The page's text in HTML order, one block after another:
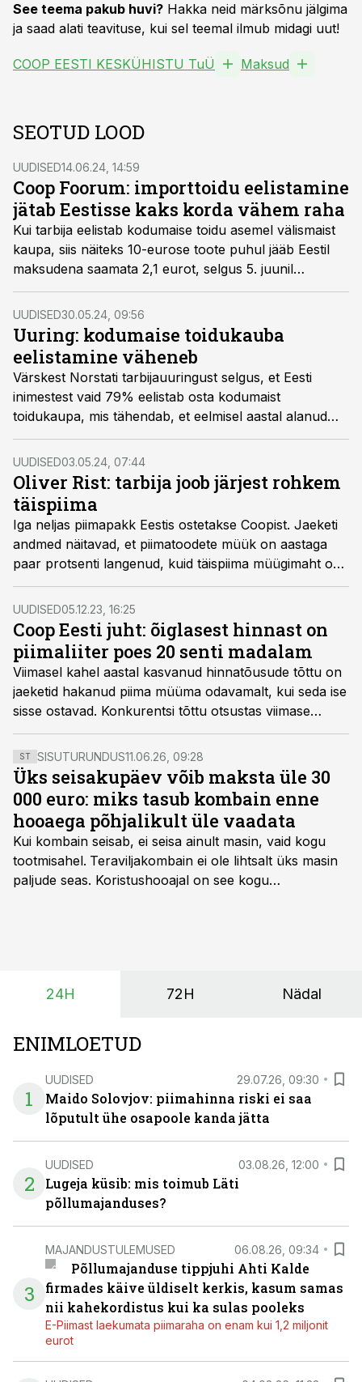
See teema pakub huvi? Hakka neid märksõnu jälgima
ja saad alati teavituse, kui sel teemal ilmub midagi uut!
COOP EESTI KESKÜHISTU TuÜ Maksud
SEOTUD LOOD
UUDISED14.06.24, 14:59
Coop Foorum: importtoidu eelistamine
jätab Eestisse kaks korda vähem raha
Kui tarbija eelistab kodumaise toidu asemel välismaist
kaupa, siis näiteks 10-eurose toote puhul jääb Eestil
maksudena saamata 2,1 eurot, selgus 5. juunil
toimunud Coop Foorumil.
UUDISED30.05.24, 09:56
Uuring: kodumaise toidukauba
eelistamine väheneb
Värskest Norstati tarbijauuringust selgus, et Eesti
inimestest vaid 79% eelistab osta kodumaist
toidukaupa, mis tähendab, et eelmisel aastal alanud
trend on jätkunud.
UUDISED03.05.24, 07:44
Oliver Rist: tarbija joob järjest rohkem
täispiima
Iga neljas piimapakk Eestis ostetakse Coopist. Jaeketi
andmed näitavad, et piimatoodete müük on aastaga
paar protsenti langenud, kuid täispiima müügimaht on
samas kasvanud.
UUDISED05.12.23, 16:25
Coop Eesti juht: õiglasest hinnast on
piimaliiter poes 20 senti madalam
Viimasel kahel aastal kasvanud hinnatõusude tõttu on
jaeketid hakanud piima müüma odavamalt, kui seda ise
sisse ostavad. Konkurentsi tõttu otsustas viimase
ketina sama teha Coop, kes langetab piimaliitri hinna
oma klientidele 59 sendile.
ST SISUTURUNDUS11.06.26, 09:28
Üks seisakupäev võib maksta üle 30
000 euro: miks tasub kombain enne
hooaega põhjalikult üle vaadata
Kui kombain seisab, ei seisa ainult masin, vaid kogu
tootmisahel. Teraviljakombain ei ole lihtsalt üks masin
paljude seas. Koristushooajal on see kogu
24H 72H Nädal
ENIMLOETUD
1
UUDISED 29.07.26, 09:30
Maido Solovjov: piimahinna riski ei saa
lõputult ühe osapoole kanda jätta
2
UUDISED 03.08.26, 12:00
Lugeja küsib: mis toimub Läti
põllumajanduses?
3
MAJANDUSTULEMUSED 06.08.26, 09:34
Põllumajanduse tippjuhi Ahti Kalde
firmades käive üldiselt kerkis, kasum samas
nii kahekordistus kui ka sulas pooleks
E-Piimast laekumata piimaraha on enam kui 1,2 miljonit
eurot